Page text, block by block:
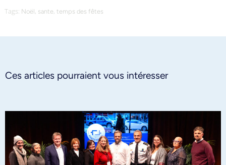
Tags: Noël, sante, temps des fêtes
Ces articles pourraient vous intéresser